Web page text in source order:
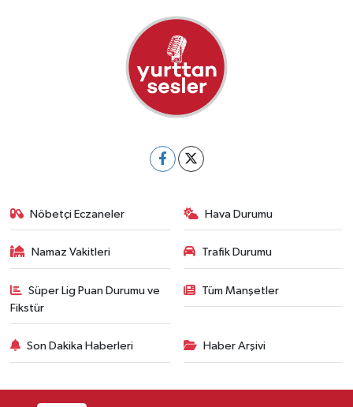
Nöbetçi Eczaneler Hava Durumu
Namaz Vakitleri Trafik Durumu
Süper Lig Puan Durumu ve
Fikstür
Tüm Manşetler
Son Dakika Haberleri Haber Arşivi